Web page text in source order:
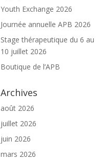
Youth Exchange 2026
Journée annuelle APB 2026
Stage thérapeutique du 6 au
10 juillet 2026
Boutique de l’APB
Archives
août 2026
juillet 2026
juin 2026
mars 2026